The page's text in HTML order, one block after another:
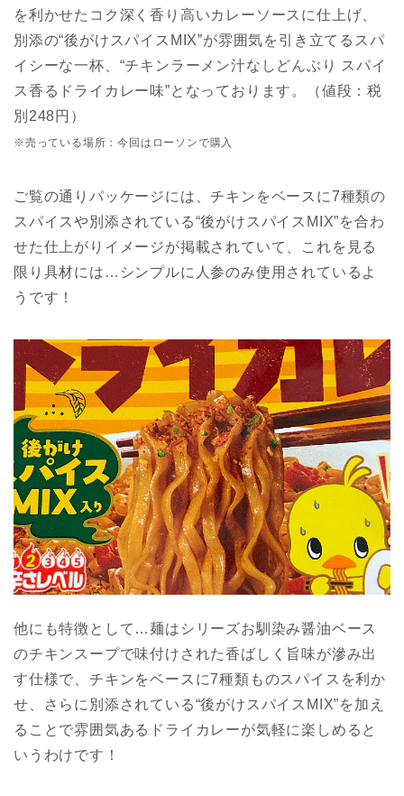
を利かせたコク深く香り高いカレーソースに仕上げ、
別添の“後がけスパイスMIX”が雰囲気を引き立てるスパ
イシーな一杯、“チキンラーメン汁なしどんぶり スパイ
ス香るドライカレー味”となっております。（値段：税
別248円）
※売っている場所：今回はローソンで購入
ご覧の通りパッケージには、チキンをベースに7種類の
スパイスや別添されている“後がけスパイスMIX”を合わ
せた仕上がりイメージが掲載されていて、これを見る
限り具材には…シンプルに人参のみ使用されているよ
うです！
他にも特徴として…麺はシリーズお馴染み醤油ベース
のチキンスープで味付けされた香ばしく旨味が滲み出
す仕様で、チキンをベースに7種類ものスパイスを利か
せ、さらに別添されている“後がけスパイスMIX”を加え
ることで雰囲気あるドライカレーが気軽に楽しめると
いうわけです！